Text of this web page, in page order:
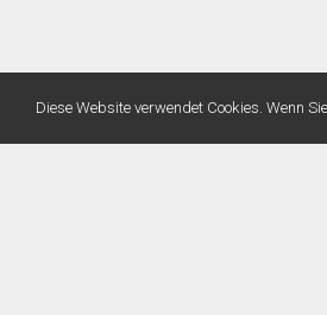
Diese Website verwendet Cookies. Wenn